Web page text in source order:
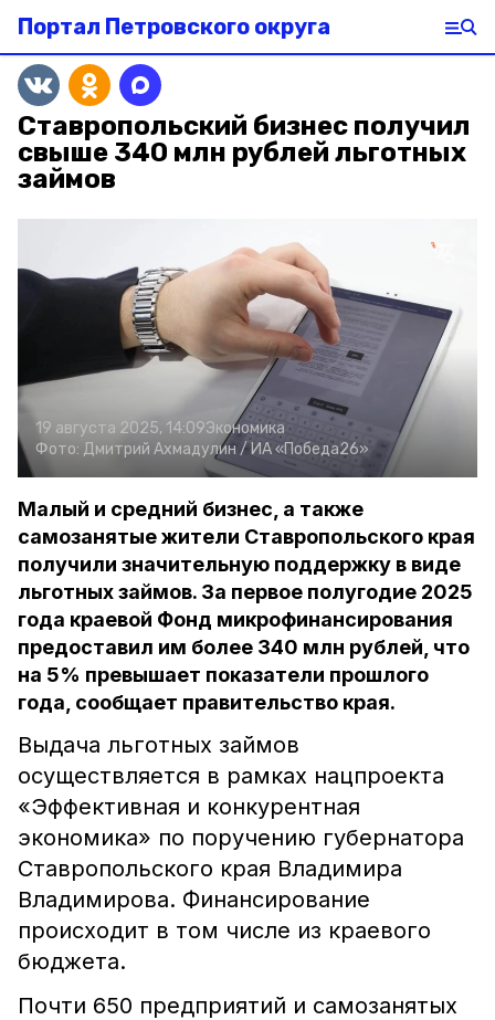
Портал Петровского округа
Ставропольский бизнес получил
свыше 340 млн рублей льготных
займов
19 августа 2025, 14:09Экономика
Фото: Дмитрий Ахмадулин / ИА «Победа26»
Малый и средний бизнес, а также
самозанятые жители Ставропольского края
получили значительную поддержку в виде
льготных займов. За первое полугодие 2025
года краевой Фонд микрофинансирования
предоставил им более 340 млн рублей, что
на 5% превышает показатели прошлого
года, сообщает правительство края.
Выдача льготных займов
осуществляется в рамках нацпроекта
«Эффективная и конкурентная
экономика» по поручению губернатора
Ставропольского края Владимира
Владимирова. Финансирование
происходит в том числе из краевого
бюджета.
Почти 650 предприятий и самозанятых